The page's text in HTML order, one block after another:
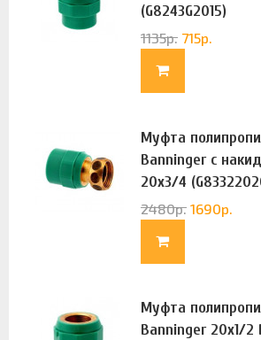
(G8243G2015)
1135р. 715р.
Муфта
Banninger с
20х3/4
2480р. 1690р.
Муфта
Banninger 20х1/2